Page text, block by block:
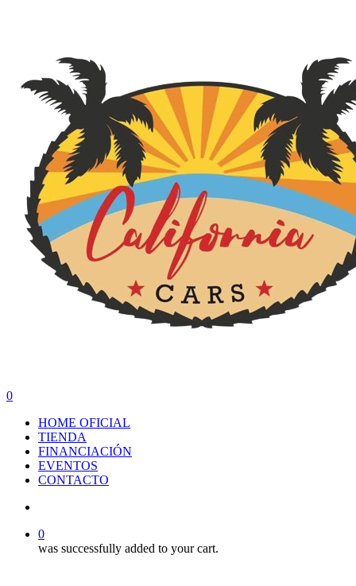
search
0
HOME OFICIAL
TIENDA
FINANCIACIÓN
EVENTOS
CONTACTO
0
was successfully added to your cart.